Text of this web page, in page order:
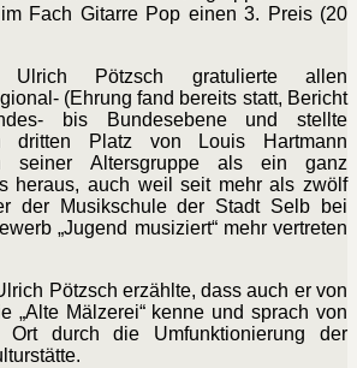
Fach Gitarre Pop einen 3. Preis (20
Ulrich Pötzsch gratulierte allen
(Ehrung fand bereits statt, Bericht
bis Bundesebene und stellte
dritten Platz von Louis Hartmann
seiner Altersgruppe als ein ganz
heraus, auch weil seit mehr als zwölf
der Musikschule der Stadt Selb bei
„Jugend musiziert“ mehr vertreten
Pötzsch erzählte, dass auch er von
„Alte Mälzerei“ kenne und sprach von
Ort durch die Umfunktionierung der